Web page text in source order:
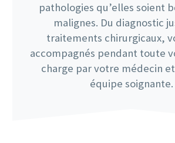
pathologies qu’elles soient
malignes. Du diagnostic
traitements chirurgicaux,
accompagnés pendant toute
charge par votre médecin
équipe soignante.